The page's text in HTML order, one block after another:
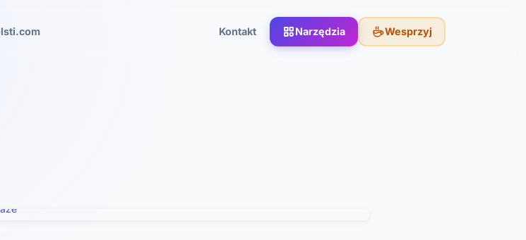
Kontakt Narzędzia Wesprzyj